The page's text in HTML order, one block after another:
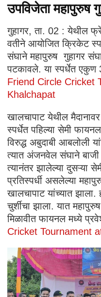
उपविजेता महापुरुष
गुहागर, ता. 02 : येथील
वतीने आयोजित क्रिकेट
संघाने महापुरुष गुहागर
पटकावले. या स्पर्धेत एकुण
Friend Circle Cricket
Khalchapat
खालचापाट येथील
स्पर्धेत पहिल्या सेमी
विरुद्ध अबुदाबी आबलोली
त्यात अंजनवेल संघाने
त्यानंतर झालेल्या दुसऱ्या
प्रतिस्पर्धी असलेल्या
खालचापाट यांच्यात
चुर्शीचा झाला. यात
मिळावीत फायनल मध्ये
Cricket Tournament